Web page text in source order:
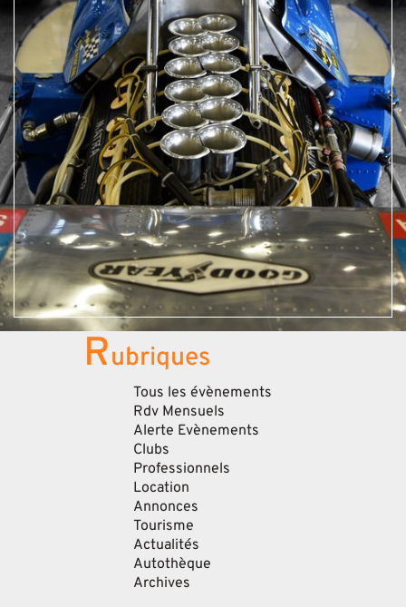
Rubriques
Tous les évènements
Rdv Mensuels
Alerte Evènements
Clubs
Professionnels
Location
Annonces
Tourisme
Actualités
Autothèque
Archives